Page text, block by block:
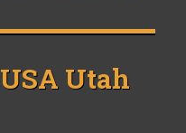
USA Utah